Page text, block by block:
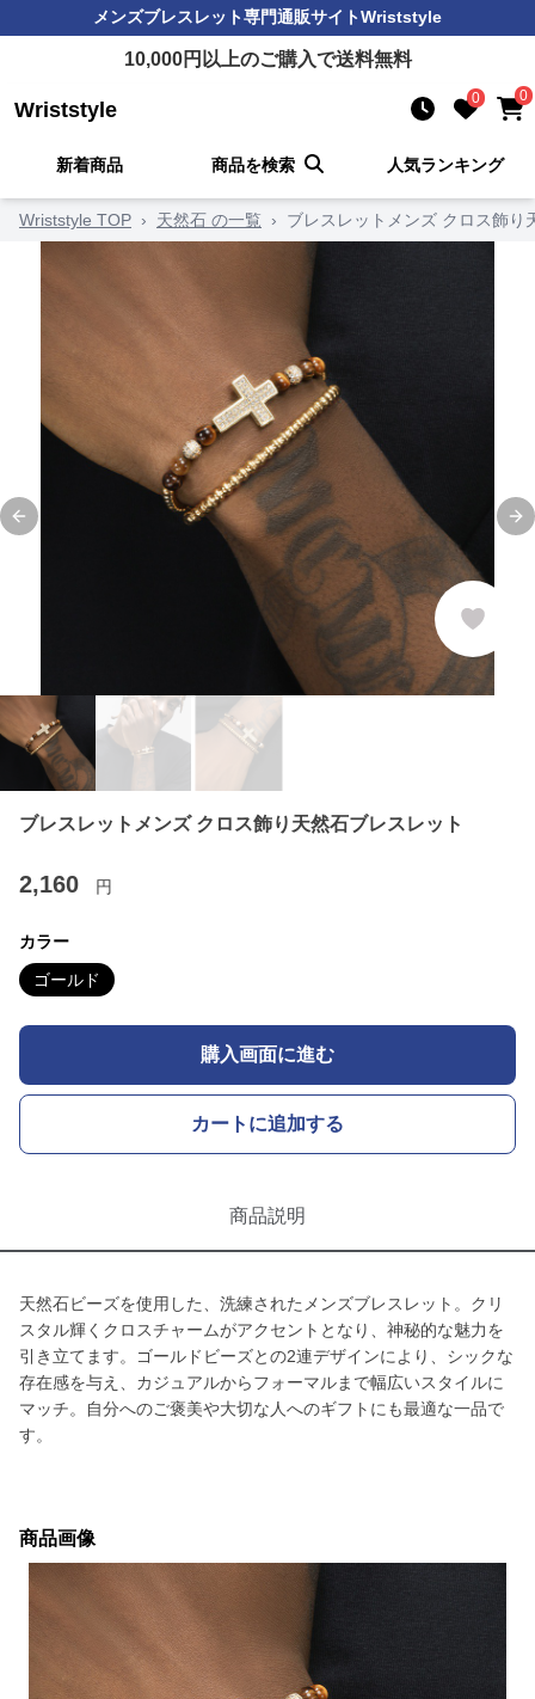
メンズブレスレット専門通販サイトWriststyle
10,000円以上のご購入で送料無料
Wriststyle 0 0
新着商品 商品を検索 人気ランキング
Wriststyle TOP › 天然石 の一覧 › ブレスレットメンズ クロス飾り
Previous slide
ブレスレットメンズ クロス飾り天然石ブレスレット
2,160 円
カラー
ゴールド
購入画面に進む
カートに追加する
商品説明
天然石ビーズを使用した、洗練されたメンズブレスレット。クリ
スタル輝くクロスチャームがアクセントとなり、神秘的な魅力を
引き立てます。ゴールドビーズとの2連デザインにより、シックな
存在感を与え、カジュアルからフォーマルまで幅広いスタイルに
マッチ。自分へのご褒美や大切な人へのギフトにも最適な一品で
す。
商品画像